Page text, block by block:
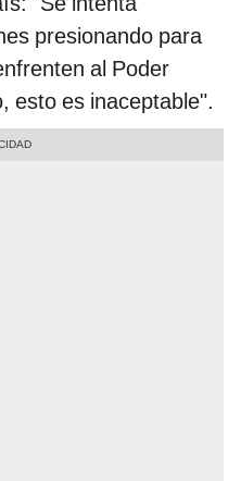
presionando para
al Poder
esto es inaceptable".